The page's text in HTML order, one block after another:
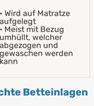
• Wird auf Matratze
aufgelegt
• Meist mit Bezug
umhüllt, welcher
abgezogen und
gewaschen werden
kann
Betteinlagen